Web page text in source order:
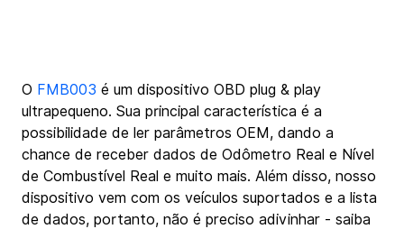
O FMB003 é um dispositivo OBD plug & play
ultrapequeno. Sua principal característica é a
possibilidade de ler parâmetros OEM, dando a
chance de receber dados de Odômetro Real e Nível
de Combustível Real e muito mais. Além disso, nosso
dispositivo vem com os veículos suportados e a lista
de dados, portanto, não é preciso adivinhar - saiba